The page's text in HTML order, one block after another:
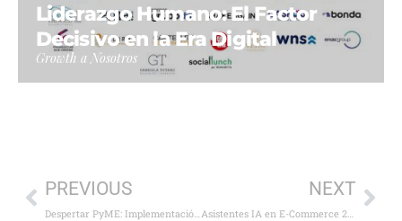
Liderazgo Humano: El Factor
Decisivo en la Era Digital
Growth a Nosotros
PREVIOUS NEXT
Asistentes IA en E-Commerce 2025: El Futuro del Shopping ya está aquí